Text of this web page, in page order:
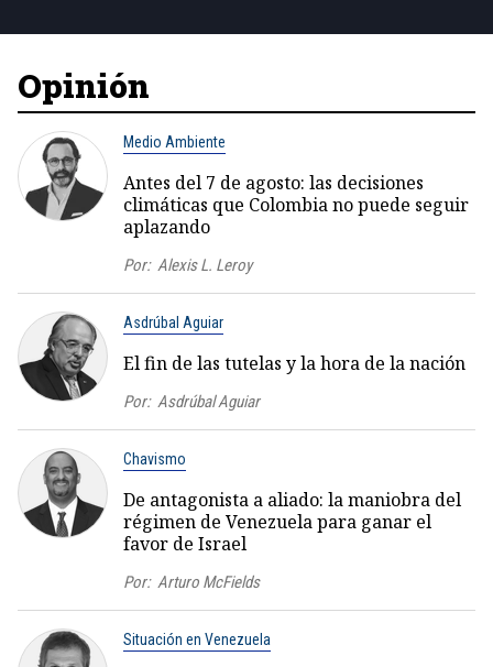
Opinión
Medio Ambiente
Antes del 7 de agosto: las decisiones
climáticas que Colombia no puede seguir
aplazando
Por: Alexis L. Leroy
Asdrúbal Aguiar
El fin de las tutelas y la hora de la nación
Por: Asdrúbal Aguiar
Chavismo
De antagonista a aliado: la maniobra del
régimen de Venezuela para ganar el
favor de Israel
Por: Arturo McFields
Situación en Venezuela